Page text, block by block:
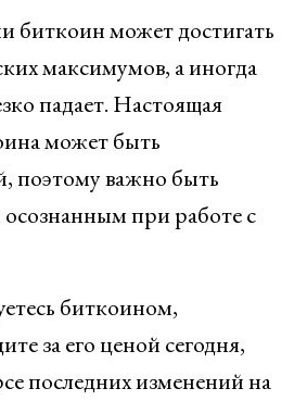
биткоин может достигать
максимумов, а иногда
падает. Настоящая
может быть
поэтому важно быть
при работе с
биткоином,
за его ценой сегодня,
последних изменений на